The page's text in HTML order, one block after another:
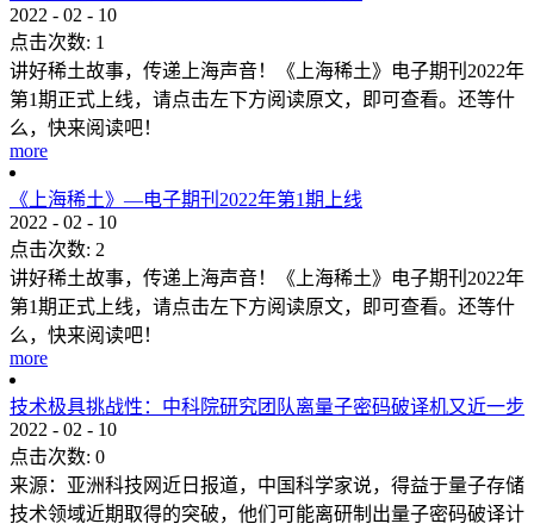
2022 - 02 - 10
点击次数: 1
讲好稀土故事，传递上海声音！《上海稀土》电子期刊2022年
第1期正式上线，请点击左下方阅读原文，即可查看。还等什
么，快来阅读吧！
more
《上海稀土》—电子期刊2022年第1期上线
2022 - 02 - 10
点击次数: 2
讲好稀土故事，传递上海声音！《上海稀土》电子期刊2022年
第1期正式上线，请点击左下方阅读原文，即可查看。还等什
么，快来阅读吧！
more
技术极具挑战性：中科院研究团队离量子密码破译机又近一步
2022 - 02 - 10
点击次数: 0
来源：亚洲科技网近日报道，中国科学家说，得益于量子存储
技术领域近期取得的突破，他们可能离研制出量子密码破译计